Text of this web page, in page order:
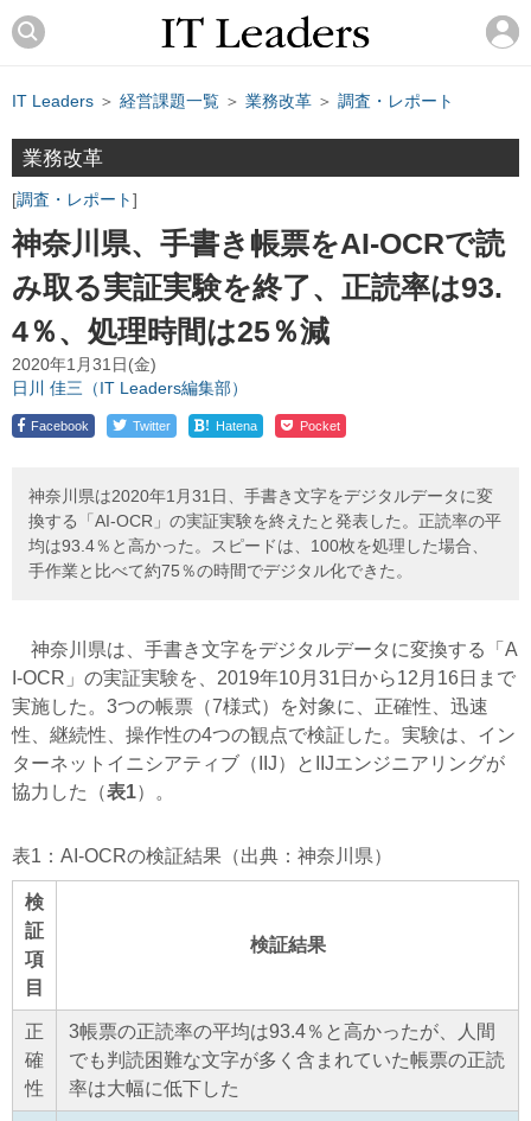
IT Leaders ＞ 経営課題一覧 ＞ 業務改革 ＞ 調査・レポート
業務改革
調査・レポート
神奈川県、手書き帳票をAI-OCRで読
み取る実証実験を終了、正読率は93.
4％、処理時間は25％減
2020年1月31日(金)
日川 佳三（IT Leaders編集部）
Facebook Twitter ! Hatena Pocket
神奈川県は2020年1月31日、手書き文字をデジタルデータに変
換する「AI-OCR」の実証実験を終えたと発表した。正読率の平
均は93.4％と高かった。スピードは、100枚を処理した場合、
手作業と比べて約75％の時間でデジタル化できた。
神奈川県は、手書き文字をデジタルデータに変換する「A
I-OCR」の実証実験を、2019年10月31日から12月16日まで
実施した。3つの帳票（7様式）を対象に、正確性、迅速
性、継続性、操作性の4つの観点で検証した。実験は、イン
ターネットイニシアティブ（IIJ）とIIJエンジニアリングが
協力した（表1）。
表1：AI-OCRの検証結果（出典：神奈川県）
検
証
項
目
検証結果
正
確
性
3帳票の正読率の平均は93.4％と高かったが、人間
でも判読困難な文字が多く含まれていた帳票の正読
率は大幅に低下した